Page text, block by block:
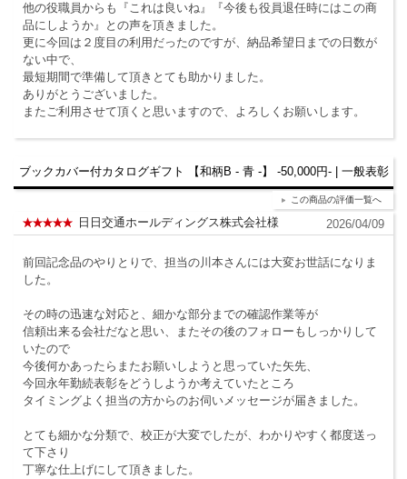
他の役職員からも『これは良いね』『今後も役員退任時にはこの商
品にしようか』との声を頂きました。
更に今回は２度目の利用だったのですが、納品希望日までの日数が
ない中で、
最短期間で準備して頂きとても助かりました。
ありがとうございました。
またご利用させて頂くと思いますので、よろしくお願いします。
ブックカバー付カタログギフト 【和柄B - 青 -】 -50,000円- | 一般表彰
この商品の評価一覧へ
日日交通ホールディングス株式会社様 2026/04/09
前回記念品のやりとりで、担当の川本さんには大変お世話になりま
した。
その時の迅速な対応と、細かな部分までの確認作業等が
信頼出来る会社だなと思い、またその後のフォローもしっかりして
いたので
今後何かあったらまたお願いしようと思っていた矢先、
今回永年勤続表彰をどうしようか考えていたところ
タイミングよく担当の方からのお伺いメッセージが届きました。
とても細かな分類で、校正が大変でしたが、わかりやすく都度送っ
て下さり
丁寧な仕上げにして頂きました。